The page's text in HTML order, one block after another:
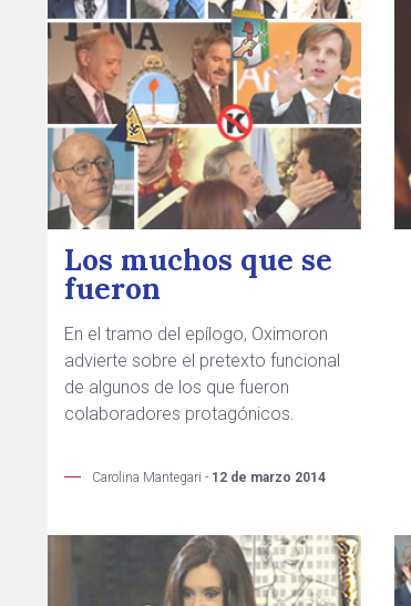
Los muchos que se
fueron
En el tramo del epílogo, Oximoron
advierte sobre el pretexto funcional
de algunos de los que fueron
colaboradores protagónicos.
Carolina Mantegari - 12 de marzo 2014